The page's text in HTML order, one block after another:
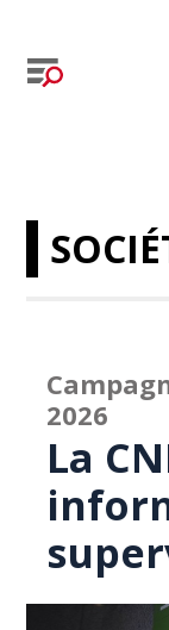
2026
La